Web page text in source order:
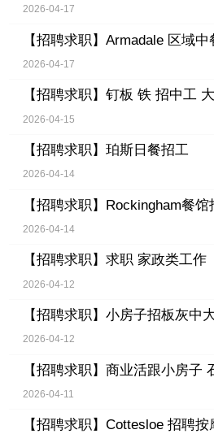
2026-04-17
【招聘求职】 Armadale 区域中
2026-04-17
【招聘求职】 钉板 铁 招中工
2026-04-15
【招聘求职】 珀斯日餐招工
2026-04-14
【招聘求职】 Rockingham餐馆
2026-04-14
【招聘求职】 求职 家政类工作
2026-04-12
【招聘求职】 小房子招板灰中
2026-04-12
【招聘求职】 商业活跟小房子
2026-04-11
【招聘求职】 Cottesloe 招聘按